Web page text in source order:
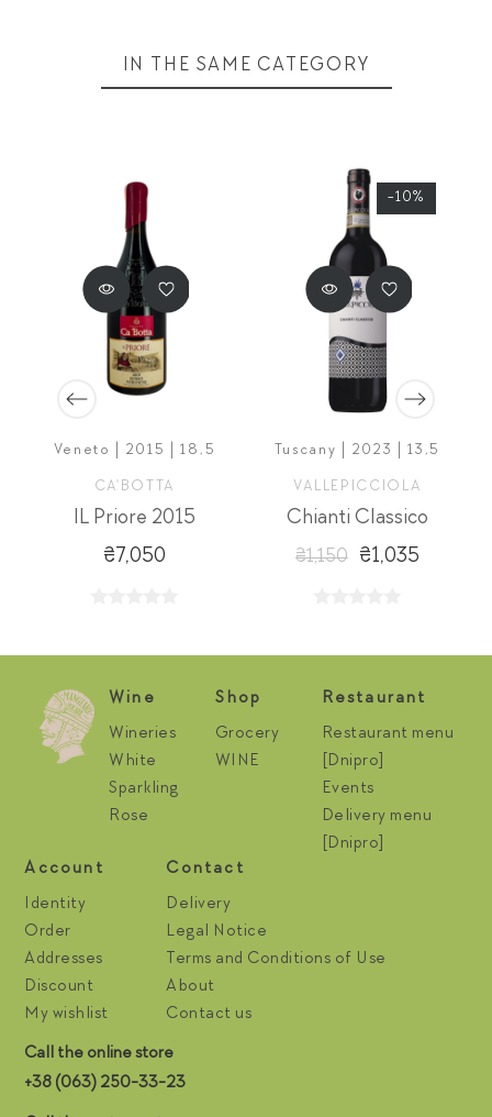
IN THE SAME CATEGORY
Veneto | 2015 | 18,5
CA'BOTTA
IL Priore 2015
₴7,050
Tuscany | 2023 | 13,5
VALLEPICCIOLA
Chianti Classico
₴1,150 ₴1,035
-10%
Wine
Wineries
White
Sparkling
Rose
Shop
Grocery
WINE
Restaurant
Restaurant menu
[Dnipro]
Events
Delivery menu
[Dnipro]
Account
Identity
Order
Addresses
Discount
My wishlist
Contact
Delivery
Legal Notice
Terms and Conditions of Use
About
Contact us
Call the online store
+38 (063) 250-33-23